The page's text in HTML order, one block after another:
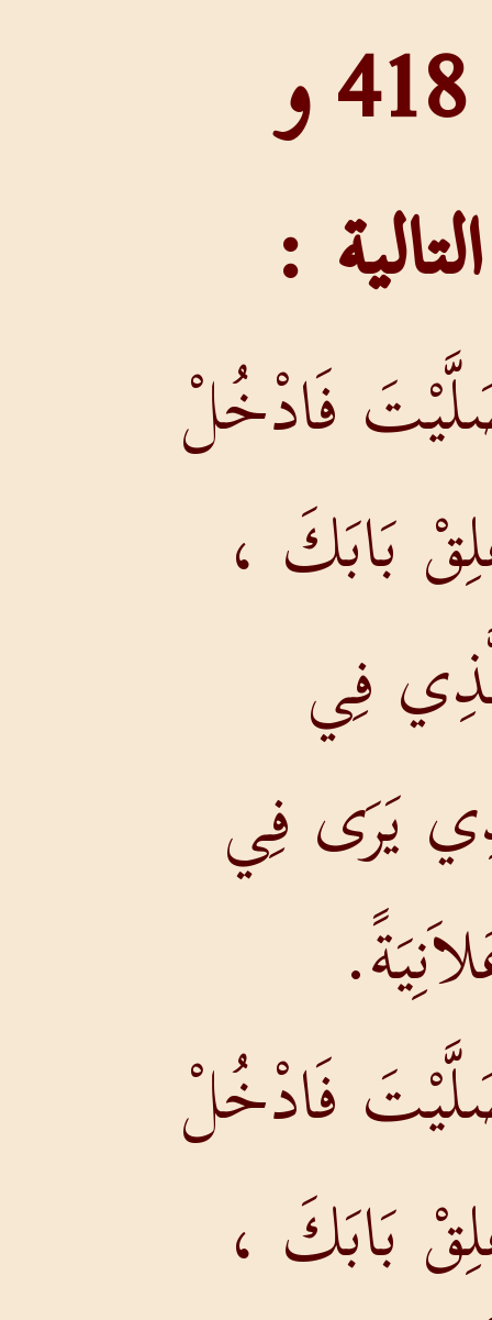
عدد المرات التي وردت فيها : 418 و
:
فَادْخُلْ
بَابَكَ ،
فِي
يَرَى فِي
فَادْخُلْ
بَابَكَ ،